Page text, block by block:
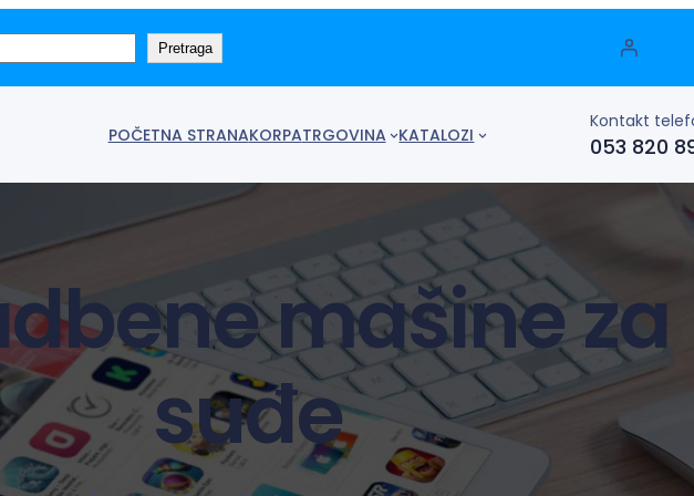
Pretraga
POČETNA STRANAKORPATRGOVINA KATALOZI
Kontakt
053 820
mašine za
suđe